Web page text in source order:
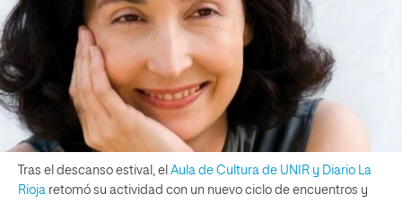
Tras el descanso estival, el Aula de Cultura de UNIR y Diario La
Rioja retomó su actividad con un nuevo ciclo de encuentros y